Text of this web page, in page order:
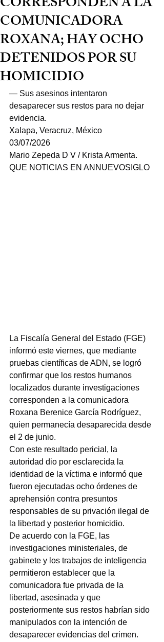
COMUNICADORA
ROXANA; HAY OCHO
DETENIDOS POR SU
HOMICIDIO
— Sus asesinos intentaron
desaparecer sus restos para no dejar
evidencia.
Xalapa, Veracruz, México
03/07/2026
Mario Zepeda D V / Krista Armenta.
QUE NOTICIAS EN ANNUEVOSIGLO
La Fiscalía General del Estado (FGE)
informó este viernes, que mediante
pruebas científicas de ADN, se logró
confirmar que los restos humanos
localizados durante investigaciones
corresponden a la comunicadora
Roxana Berenice García Rodríguez,
quien permanecía desaparecida desde
el 2 de junio.
Con este resultado pericial, la
autoridad dio por esclarecida la
identidad de la víctima e informó que
fueron ejecutadas ocho órdenes de
aprehensión contra presuntos
responsables de su privación ilegal de
la libertad y posterior homicidio.
De acuerdo con la FGE, las
investigaciones ministeriales, de
gabinete y los trabajos de inteligencia
permitieron establecer que la
comunicadora fue privada de la
libertad, asesinada y que
posteriormente sus restos habrían sido
manipulados con la intención de
desaparecer evidencias del crimen.